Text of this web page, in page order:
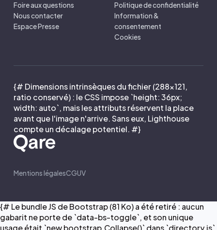
Foire aux questions
Nous contacter
Espace Presse
Politique de confidentialité
Information &
consentement
Cookies
{# Dimensions intrinsèques du fichier (288×121,
ratio conservé) : le CSS impose `height: 36px;
width: auto`, mais les attributs réservent la place
avant que l'image n'arrive. Sans eux, Lighthouse
compte un décalage potentiel. #}
Mentions légalesCGUV
{# Le bundle JS de Bootstrap (81 Ko) a été retiré : aucun
gabarit ne porte de `data-bs-toggle`, et son unique
usage était `new bootstrap.Collapse()` dans `directory.js`